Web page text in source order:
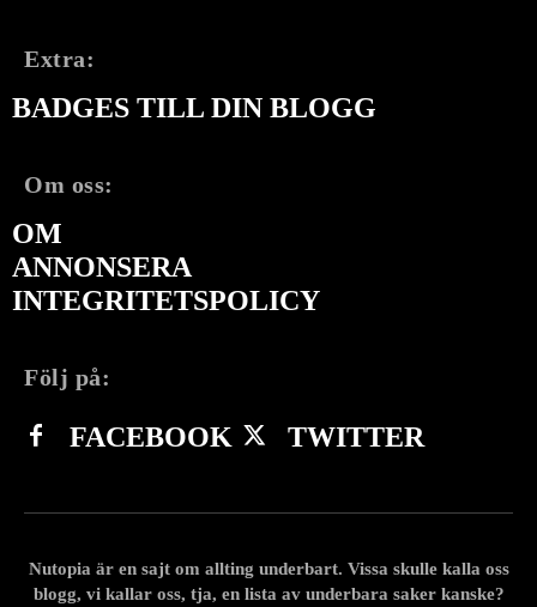
Extra:
BADGES TILL DIN BLOGG
Om oss:
OM
ANNONSERA
INTEGRITETSPOLICY
Följ på:
FACEBOOK TWITTER
Nutopia är en sajt om allting underbart. Vissa skulle kalla oss
blogg, vi kallar oss, tja, en lista av underbara saker kanske?